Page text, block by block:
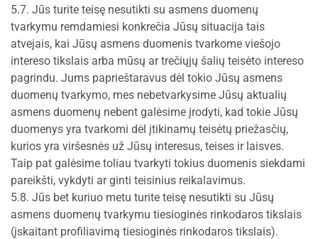
5.7. Jūs turite teisę nesutikti su asmens duomenų
tvarkymu remdamiesi konkrečia Jūsų situacija tais
atvejais, kai Jūsų asmens duomenis tvarkome viešojo
intereso tikslais arba mūsų ar trečiųjų šalių teisėto intereso
pagrindu. Jums paprieštaravus dėl tokio Jūsų asmens
duomenų tvarkymo, mes nebetvarkysime Jūsų aktualių
asmens duomenų nebent galėsime įrodyti, kad tokie Jūsų
duomenys yra tvarkomi dėl įtikinamų teisėtų priežasčių,
kurios yra viršesnės už Jūsų interesus, teises ir laisves.
Taip pat galėsime toliau tvarkyti tokius duomenis siekdami
pareikšti, vykdyti ar ginti teisinius reikalavimus.
5.8. Jūs bet kuriuo metu turite teisę nesutikti su Jūsų
asmens duomenų tvarkymu tiesioginės rinkodaros tikslais
(įskaitant profiliavimą tiesioginės rinkodaros tikslais).